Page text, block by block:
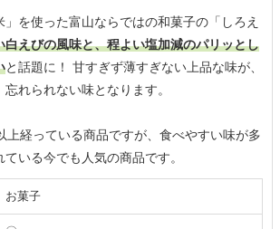
」を使った富山ならではの和菓子の「しろえ
白えびの風味と、程よい塩加減のパリッとし
と話題に！ 甘すぎず薄すぎない上品な味が、
れられない味となります。
上経っている商品ですが、食べやすい味が多
いる今でも人気の商品です。
お菓子